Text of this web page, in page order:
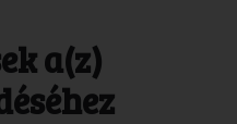
a(z)